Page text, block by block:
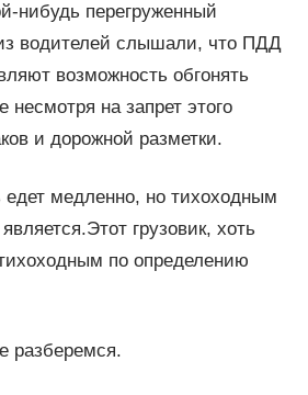
нибудь перегруженный
водителей слышали, что ПДД
возможность обгонять
несмотря на запрет этого
и дорожной разметки.
едет медленно, но тихоходным
грузовик, хоть
по определению
разберемся.